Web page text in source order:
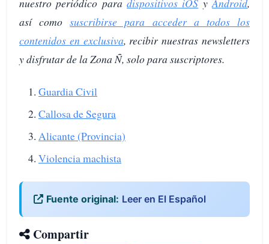
nuestro periódico para dispositivos iOS yAndroid,
así comosuscribirse para acceder a todos los
contenidos en exclusiva, recibir nuestras newsletters
y disfrutar de la Zona Ñ, solo para suscriptores.
Guardia Civil
Callosa de Segura
Alicante (Provincia)
Violencia machista
Fuente original: Leer en El Español
Compartir